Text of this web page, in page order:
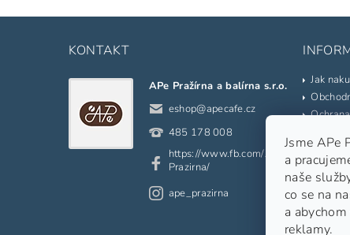
KONTAKT
APe Pražírna a balírna s.r.o.
eshop@apecafe.cz
485 178 008
https://www.fb.com/APe.
Prazirna/
ape_prazirna
Jak
Slovník
Odkazy
Moje
Jsme APe
a
naše
co se na
a
reklamy.